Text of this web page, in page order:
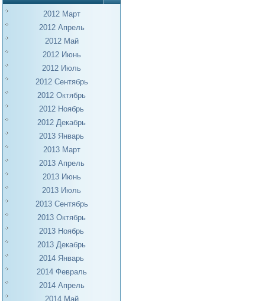
2012 Март
2012 Апрель
2012 Май
2012 Июнь
2012 Июль
2012 Сентябрь
2012 Октябрь
2012 Ноябрь
2012 Декабрь
2013 Январь
2013 Март
2013 Апрель
2013 Июнь
2013 Июль
2013 Сентябрь
2013 Октябрь
2013 Ноябрь
2013 Декабрь
2014 Январь
2014 Февраль
2014 Апрель
2014 Май